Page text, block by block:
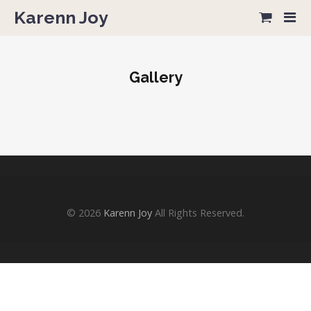
Karenn Joy
Gallery
© 2026 Karenn Joy All Rights Reserved.